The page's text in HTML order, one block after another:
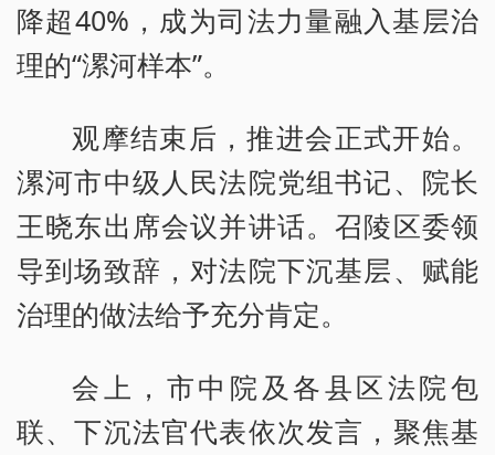
降超40%，成为司法力量融入基层治
理的“漯河样本”。
观摩结束后，推进会正式开始。
漯河市中级人民法院党组书记、院长
王晓东出席会议并讲话。召陵区委领
导到场致辞，对法院下沉基层、赋能
治理的做法给予充分肯定。
会上，市中院及各县区法院包
联、下沉法官代表依次发言，聚焦基